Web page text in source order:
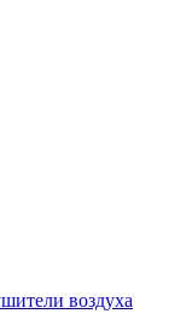
воздуха